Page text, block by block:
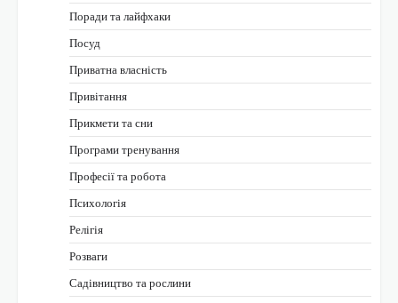
Поради та лайфхаки
Посуд
Приватна власність
Привітання
Прикмети та сни
Програми тренування
Професії та робота
Психологія
Релігія
Розваги
Садівництво та рослини